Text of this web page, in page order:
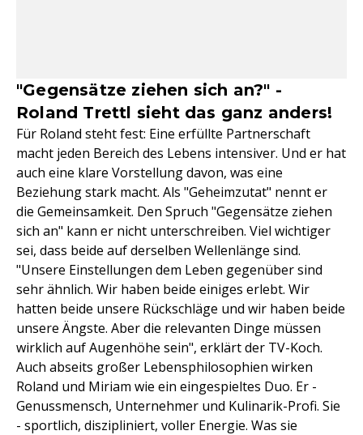
"Gegensätze ziehen sich an?" -
Roland Trettl sieht das ganz anders!
Für Roland steht fest: Eine erfüllte Partnerschaft
macht jeden Bereich des Lebens intensiver. Und er hat
auch eine klare Vorstellung davon, was eine
Beziehung stark macht. Als "Geheimzutat" nennt er
die Gemeinsamkeit. Den Spruch "Gegensätze ziehen
sich an" kann er nicht unterschreiben. Viel wichtiger
sei, dass beide auf derselben Wellenlänge sind.
"Unsere Einstellungen dem Leben gegenüber sind
sehr ähnlich. Wir haben beide einiges erlebt. Wir
hatten beide unsere Rückschläge und wir haben beide
unsere Ängste. Aber die relevanten Dinge müssen
wirklich auf Augenhöhe sein", erklärt der TV-Koch.
Auch abseits großer Lebensphilosophien wirken
Roland und Miriam wie ein eingespieltes Duo. Er -
Genussmensch, Unternehmer und Kulinarik-Profi. Sie
- sportlich, diszipliniert, voller Energie. Was sie